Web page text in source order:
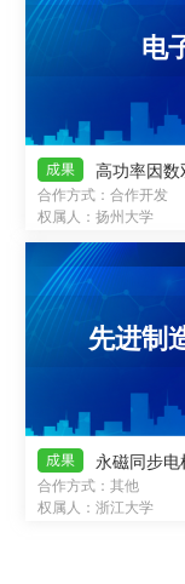
电
合作方式：合作开发
权属人：扬州大学
先进制
永磁同步电
合作方式：其他
权属人：浙江大学